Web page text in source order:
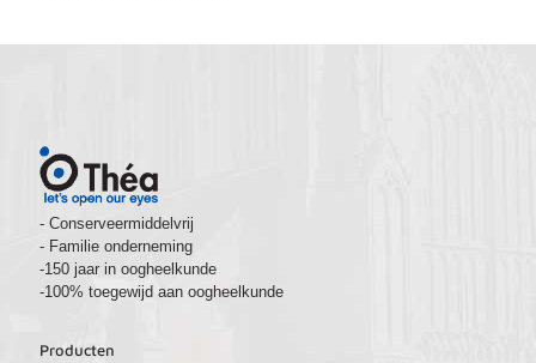
- Conserveermiddelvrij
- Familie onderneming
-150 jaar in oogheelkunde
-100% toegewijd aan oogheelkunde
Producten